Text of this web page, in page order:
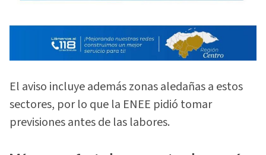
El aviso incluye además zonas aledañas a estos
sectores, por lo que la ENEE pidió tomar
previsiones antes de las labores.